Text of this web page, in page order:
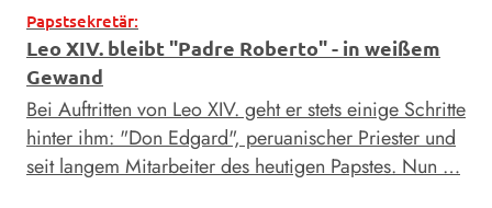
Papstsekretär:
Leo XIV. bleibt "Padre Roberto" - in weißem
Gewand
Bei Auftritten von Leo XIV. geht er stets einige Schritte
hinter ihm: "Don Edgard", peruanischer Priester und
seit langem Mitarbeiter des heutigen Papstes. Nun …